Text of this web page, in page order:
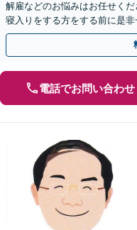
解雇などのお悩みはお任せく
寝入りをする方をする前に是
指し、しっかりとサポートを
電話でお問い合わせ